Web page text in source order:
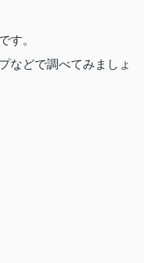
す。
などで調べてみましょ